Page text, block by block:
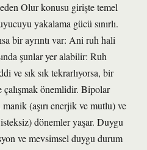
Olur konusu girişte temel
yakalama gücü sınırlı.
bir ayrıntı var: Ani ruh hali
şunlar yer alabilir: Ruh
ve sık sık tekrarlıyorsa, bir
çalışmak önemlidir. Bipolar
(aşırı enerjik ve mutlu) ve
dönemler yaşar. Duygu
ve mevsimsel duygu durum